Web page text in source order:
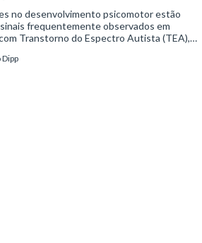
no desenvolvimento psicomotor estão
frequentemente observados em
Transtorno do Espectro Autista (TEA),
disso, a atuação do fisioterapeuta vai